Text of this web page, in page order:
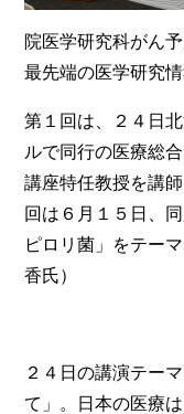
院医学研究科がん
最先端の医学研究
第１回は、２４日
ルで同行の医療総
講座特任教授を講
回は６月１５日、
ピロリ菌」をテー
香氏）
２４日の講演テー
て」。日本の医療